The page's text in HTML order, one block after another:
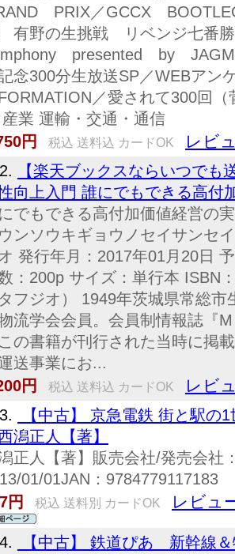
PRIX／GCCX
有野の生挑戦 リベンジ七番
presented by
念300分生放送SP／WEBア
／愛されて300回
業 運輸・交通・通信
円
税込 送料込 カードOK レビ
【楽天ブックスならいつで
向上入門 誰にでもできる高
でもできる高付加価値経営の
ンソウキギョウノセイサンセ
発行年月：2017年01月20日
：200p サイズ：単行本 ISBN
フジオ） 1949年茨城県常総
流学会会員。会員制情報誌『
の書籍が刊行された当時に掲
送事業にお...
円
税込 送料込 カードOK レビ
【中古】 京急電鉄 街と駅
潟正人【著】
正人【著】販売会社/発売会社
01/01JAN：9784779117183
円
税込 送料別 カードOK レビュ
【中古】 鉄道ぴあ 新幹線